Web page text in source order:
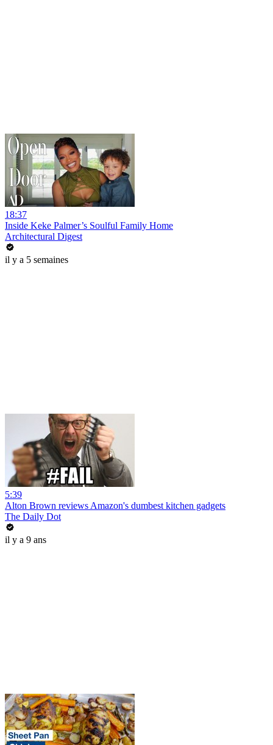
18:37
Inside Keke Palmer’s Soulful Family Home
Architectural Digest
il y a 5 semaines
5:39
Alton Brown reviews Amazon's dumbest kitchen gadgets
The Daily Dot
il y a 9 ans